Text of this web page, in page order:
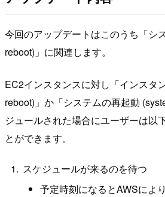
今回のアップデートはこのうち「シ
reboot)」に関連します。
EC2インスタンスに対し「インスタ
reboot)」か「システムの再起動
ジュールされた場合にユーザーは以
とができます。
スケジュールが来るのを待つ
予定時刻になるとAWSによ